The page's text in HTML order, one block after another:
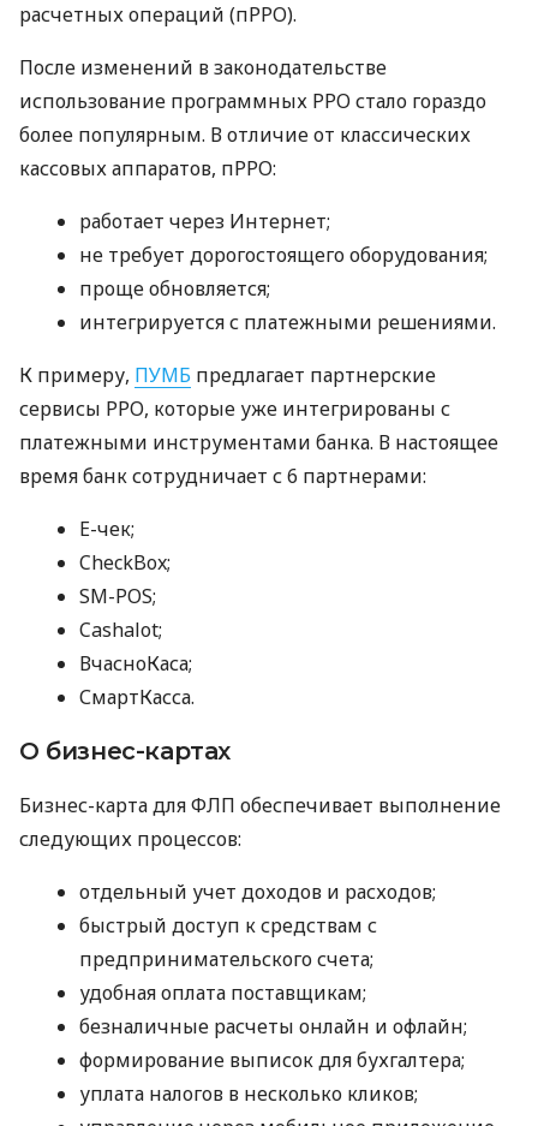
расчетных операций (пРРО).
После изменений в законодательстве
использование программных РРО стало гораздо
более популярным. В отличие от классических
кассовых аппаратов, пРРО:
работает через Интернет;
не требует дорогостоящего оборудования;
проще обновляется;
интегрируется с платежными решениями.
К примеру, ПУМБ предлагает партнерские
сервисы РРО, которые уже интегрированы с
платежными инструментами банка. В настоящее
время банк сотрудничает с 6 партнерами:
E-чек;
CheckBox;
SM-POS;
Cashalot;
ВчасноКаса;
СмартКасса.
О бизнес-картах
Бизнес-карта для ФЛП обеспечивает выполнение
следующих процессов:
отдельный учет доходов и расходов;
быстрый доступ к средствам с
предпринимательского счета;
удобная оплата поставщикам;
безналичные расчеты онлайн и офлайн;
формирование выписок для бухгалтера;
уплата налогов в несколько кликов;